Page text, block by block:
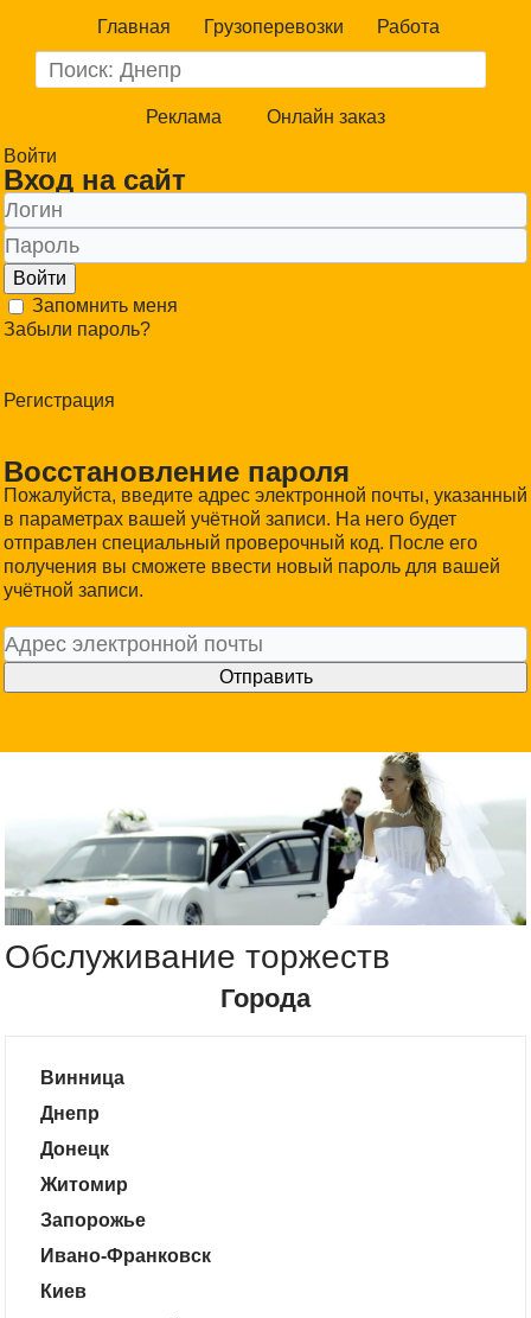
Главная Грузоперевозки Работа
Реклама
Онлайн заказ
Войти
Вход на сайт
Войти
Запомнить меня
Забыли пароль?
Регистрация
Восстановление пароля
Пожалуйста, введите адрес электронной почты, указанный
в параметрах вашей учётной записи. На него будет
отправлен специальный проверочный код. После его
получения вы сможете ввести новый пароль для вашей
учётной записи.
Отправить
Обслуживание торжеств
Города
Винница
Днепр
Донецк
Житомир
Запорожье
Ивано-Франковск
Киев